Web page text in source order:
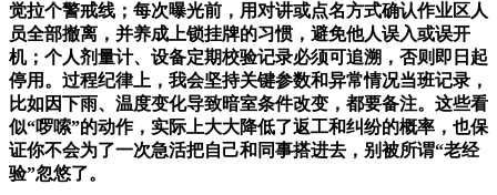
觉拉个警戒线；每次曝光前，用对讲或点名方式确认作业区人
员全部撤离，并养成上锁挂牌的习惯，避免他人误入或误开
机；个人剂量计、设备定期校验记录必须可追溯，否则即日起
停用。过程纪律上，我会坚持关键参数和异常情况当班记录，
比如因下雨、温度变化导致暗室条件改变，都要备注。这些看
似“啰嗦”的动作，实际上大大降低了返工和纠纷的概率，也保
证你不会为了一次急活把自己和同事搭进去，别被所谓“老经
验”忽悠了。